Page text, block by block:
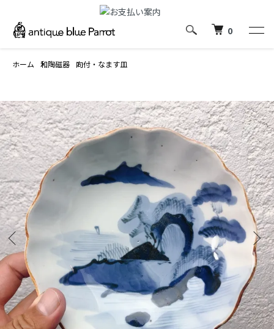
0
ホーム 和陶磁器 向付・なます皿